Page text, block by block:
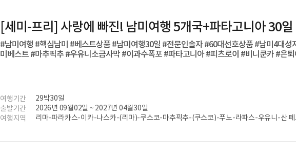
[세미-프리] 사랑에 빠진! 남미여행 5개국+파타고니아 30일
#남미여행 #핵심남미 #베스트상품 #남미여행30일 #전문인솔자 #60대선호상품 #남미4대
미베스트 #마추픽추 #우유니소금사막 #이과수폭포 #파타고니아 #피츠로이 #비니쿤카 #은
여행기간
29박30일
출발기간
2026년 09월02일 ~ 2027년 04월30일
여행지역
리마-파라카스-이카-나스카-(리마)-쿠스코-마추픽추-(쿠스코)-푸노-라파스-우유니-산 페